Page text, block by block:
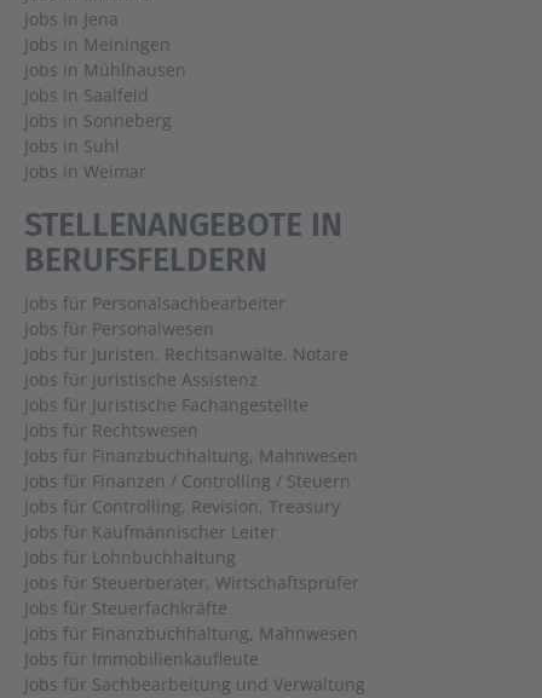
Jobs in Jena
Jobs in Meiningen
Jobs in Mühlhausen
Jobs in Saalfeld
Jobs in Sonneberg
Jobs in Suhl
Jobs in Weimar
STELLENANGEBOTE IN
BERUFSFELDERN
Jobs für Personalsachbearbeiter
Jobs für Personalwesen
Jobs für Juristen, Rechtsanwälte, Notare
Jobs für Juristische Assistenz
Jobs für Juristische Fachangestellte
Jobs für Rechtswesen
Jobs für Finanzbuchhaltung, Mahnwesen
Jobs für Finanzen / Controlling / Steuern
Jobs für Controlling, Revision, Treasury
Jobs für Kaufmännischer Leiter
Jobs für Lohnbuchhaltung
Jobs für Steuerberater, Wirtschaftsprüfer
Jobs für Steuerfachkräfte
Jobs für Finanzbuchhaltung, Mahnwesen
Jobs für Immobilienkaufleute
Jobs für Sachbearbeitung und Verwaltung